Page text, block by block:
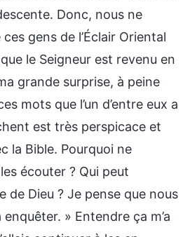
Donc, nous ne
gens de l’Éclair Oriental
le Seigneur est revenu en
grande surprise, à peine
mots que l’un d’entre eux a
est très perspicace et
la Bible. Pourquoi ne
écouter ? Qui peut
de Dieu ? Je pense que nous
» Entendre ça m’a